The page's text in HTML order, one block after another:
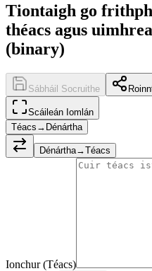
Tiontaigh go
théacs agus
(binary)
Sábháil Socruithe
Scáileán Iomlán
Téacs→Dénártha
Dénártha→Téacs
Ionchur (Téacs)